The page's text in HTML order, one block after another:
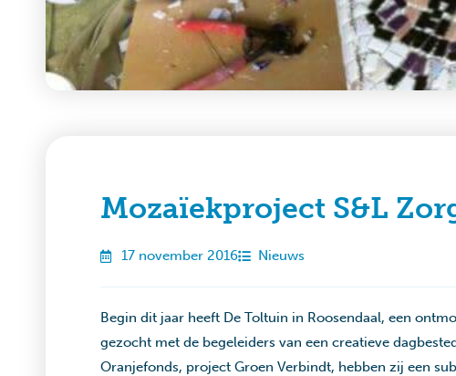
Mozaïekproject S&L
17 november 2016 Nieuws
Begin dit jaar heeft De Toltuin in Roosendaal, een
gezocht met de begeleiders van een creatieve
Oranjefonds, project Groen Verbindt, hebben zij een